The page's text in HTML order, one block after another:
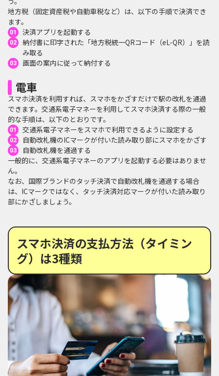
地方税（固定資産税や自動車税など）は、以下の手順で決済でき
ます。
決済アプリを起動する
納付書に印字された「地方税統一QRコード（eL-QR）」を読
み取る
画面の案内に従って納付する
電車
スマホ決済を利用すれば、スマホをかざすだけで駅の改札を通過
できます。交通系電子マネーを利用してスマホ決済する際の一般
的な手順は、以下のとおりです。
交通系電子マネーをスマホで利用できるように設定する
自動改札機のICマークが付いた読み取り部にスマホをかざす
自動改札機を通過する
一般的に、交通系電子マネーのアプリを起動する必要はありませ
ん。
なお、国際ブランドのタッチ決済で自動改札機を通過する場合
は、ICマークではなく、タッチ決済対応マークが付いた読み取り
部にかざしましょう。
スマホ決済の支払方法（タイミン
グ）は3種類